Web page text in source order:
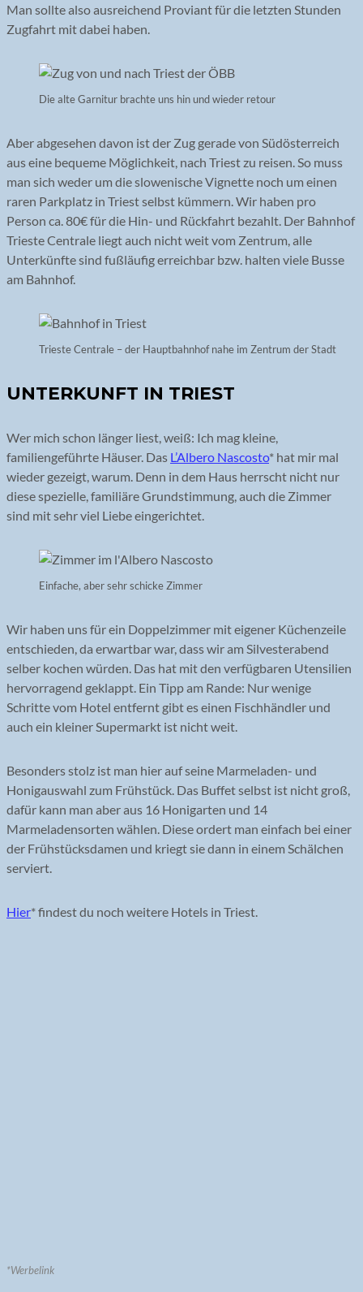
Man sollte also ausreichend Proviant für die letzten Stunden
Zugfahrt mit dabei haben.
Die alte Garnitur brachte uns hin und wieder retour
Aber abgesehen davon ist der Zug gerade von Südösterreich
aus eine bequeme Möglichkeit, nach Triest zu reisen. So muss
man sich weder um die slowenische Vignette noch um einen
raren Parkplatz in Triest selbst kümmern. Wir haben pro
Person ca. 80€ für die Hin- und Rückfahrt bezahlt. Der Bahnhof
Trieste Centrale liegt auch nicht weit vom Zentrum, alle
Unterkünfte sind fußläufig erreichbar bzw. halten viele Busse
am Bahnhof.
Trieste Centrale – der Hauptbahnhof nahe im Zentrum der Stadt
UNTERKUNFT IN TRIEST
Wer mich schon länger liest, weiß: Ich mag kleine,
familiengeführte Häuser. Das L’Albero Nascosto* hat mir mal
wieder gezeigt, warum. Denn in dem Haus herrscht nicht nur
diese spezielle, familiäre Grundstimmung, auch die Zimmer
sind mit sehr viel Liebe eingerichtet.
Einfache, aber sehr schicke Zimmer
Wir haben uns für ein Doppelzimmer mit eigener Küchenzeile
entschieden, da erwartbar war, dass wir am Silvesterabend
selber kochen würden. Das hat mit den verfügbaren Utensilien
hervorragend geklappt. Ein Tipp am Rande: Nur wenige
Schritte vom Hotel entfernt gibt es einen Fischhändler und
auch ein kleiner Supermarkt ist nicht weit.
Besonders stolz ist man hier auf seine Marmeladen- und
Honigauswahl zum Frühstück. Das Buffet selbst ist nicht groß,
dafür kann man aber aus 16 Honigarten und 14
Marmeladensorten wählen. Diese ordert man einfach bei einer
der Frühstücksdamen und kriegt sie dann in einem Schälchen
serviert.
Hier* findest du noch weitere Hotels in Triest.
*Werbelink